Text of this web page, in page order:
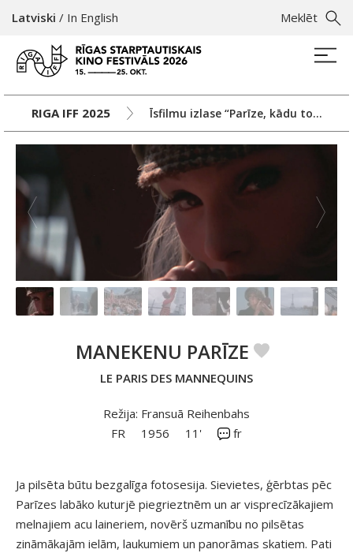
Meklēt
Latviski / In English
RIGA IFF 2025 Īsfilmu izlase “Parīze, kādu to redz…Francijas Sinematēka”
MANEKENU PARĪZE
LE PARIS DES MANNEQUINS
Režija: Fransuā Reihenbahs
FR
1956 11' fr
Ja pilsēta būtu bezgalīga fotosesija. Sievietes, ģērbtas pēc
Parīzes labāko kuturjē piegrieztnēm un ar visprecīzākajiem
melnajiem acu laineriem, novērš uzmanību no pilsētas
zināmākajām ielām, laukumiem un panorāmas skatiem. Pati